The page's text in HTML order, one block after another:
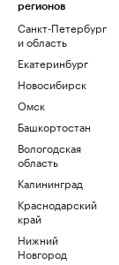
регионов
Санкт-Петербург
и область
Екатеринбург
Новосибирск
Омск
Башкортостан
Вологодская
область
Калининград
Краснодарский
край
Нижний
Новгород